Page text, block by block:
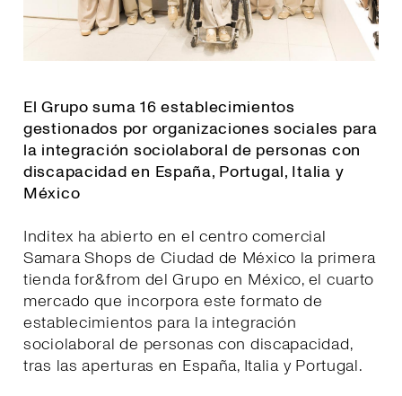
El Grupo suma 16 establecimientos
gestionados por organizaciones sociales para
la integración sociolaboral de personas con
discapacidad en España, Portugal, Italia y
México
Inditex ha abierto en el centro comercial
Samara Shops de Ciudad de México la primera
tienda for&from del Grupo en México, el cuarto
mercado que incorpora este formato de
establecimientos para la integración
sociolaboral de personas con discapacidad,
tras las aperturas en España, Italia y Portugal.